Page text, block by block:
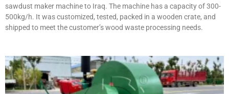
sawdust maker machine to Iraq. The machine has a capacity of 300-
500kg/h. It was customized, tested, packed in a wooden crate, and
shipped to meet the customer’s wood waste processing needs.